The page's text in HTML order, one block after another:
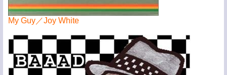
My Guy／Joy White